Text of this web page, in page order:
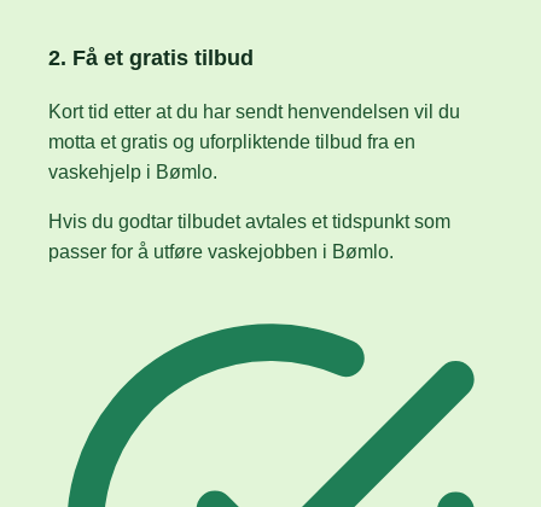
2. Få et gratis tilbud
Kort tid etter at du har sendt henvendelsen vil du
motta et gratis og uforpliktende tilbud fra en
vaskehjelp i Bømlo.
Hvis du godtar tilbudet avtales et tidspunkt som
passer for å utføre vaskejobben i Bømlo.